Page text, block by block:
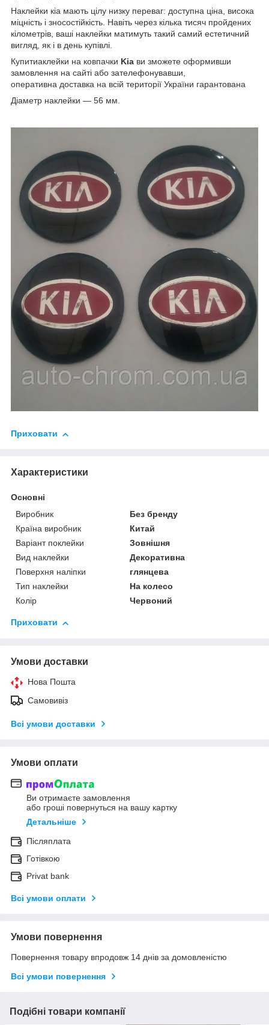
Наклейки кіа мають цілу низку переваг: доступна ціна, висока
міцність і зносостійкість. Навіть через кілька тисяч пройдених
кілометрів, ваші наклейки матимуть такий самий естетичний
вигляд, як і в день купівлі.
Купитиаклейки на ковпачки Kia ви зможете оформивши
замовлення на сайті або зателефонувавши,
оперативна доставка на всій території України гарантована
Діаметр наклейки — 56 мм.
Приховати
Характеристики
Основні
Виробник
Без бренду
Країна виробник
Китай
Варіант поклейки
Зовнішня
Вид наклейки
Декоративна
Поверхня наліпки
глянцева
Тип наклейки
На колесо
Колір
Червоний
Приховати
Умови доставки
Нова Пошта
Самовивіз
Всі умови доставки
Умови оплати
Ви отримаєте замовлення
або гроші повернуться на вашу картку
Детальніше
Післяплата
Готівкою
Privat bank
Всі умови оплати
Умови повернення
Повернення товару впродовж 14 днів за домовленістю
Всі умови повернення
Подібні товари компанії